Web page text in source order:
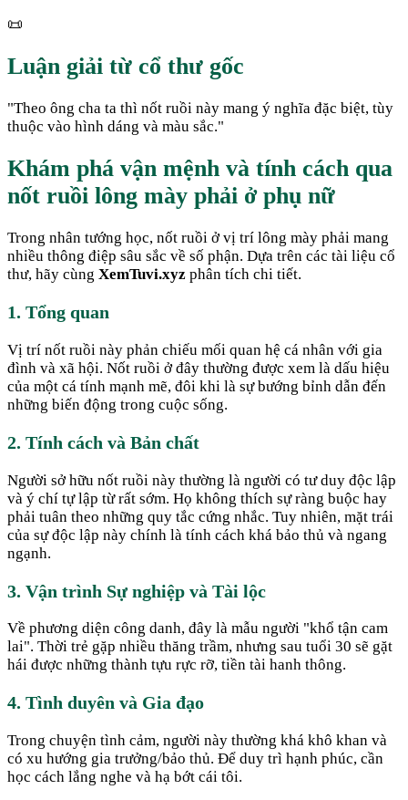
📜
Luận giải từ cổ thư gốc
"Theo ông cha ta thì nốt ruồi này mang ý nghĩa đặc biệt, tùy
thuộc vào hình dáng và màu sắc."
Khám phá vận mệnh và tính cách qua
nốt ruồi lông mày phải ở phụ nữ
Trong nhân tướng học, nốt ruồi ở vị trí lông mày phải mang
nhiều thông điệp sâu sắc về số phận. Dựa trên các tài liệu cổ
thư, hãy cùng XemTuvi.xyz phân tích chi tiết.
1. Tổng quan
Vị trí nốt ruồi này phản chiếu mối quan hệ cá nhân với gia
đình và xã hội. Nốt ruồi ở đây thường được xem là dấu hiệu
của một cá tính mạnh mẽ, đôi khi là sự bướng bỉnh dẫn đến
những biến động trong cuộc sống.
2. Tính cách và Bản chất
Người sở hữu nốt ruồi này thường là người có tư duy độc lập
và ý chí tự lập từ rất sớm. Họ không thích sự ràng buộc hay
phải tuân theo những quy tắc cứng nhắc. Tuy nhiên, mặt trái
của sự độc lập này chính là tính cách khá bảo thủ và ngang
ngạnh.
3. Vận trình Sự nghiệp và Tài lộc
Về phương diện công danh, đây là mẫu người "khổ tận cam
lai". Thời trẻ gặp nhiều thăng trầm, nhưng sau tuổi 30 sẽ gặt
hái được những thành tựu rực rỡ, tiền tài hanh thông.
4. Tình duyên và Gia đạo
Trong chuyện tình cảm, người này thường khá khô khan và
có xu hướng gia trưởng/bảo thủ. Để duy trì hạnh phúc, cần
học cách lắng nghe và hạ bớt cái tôi.